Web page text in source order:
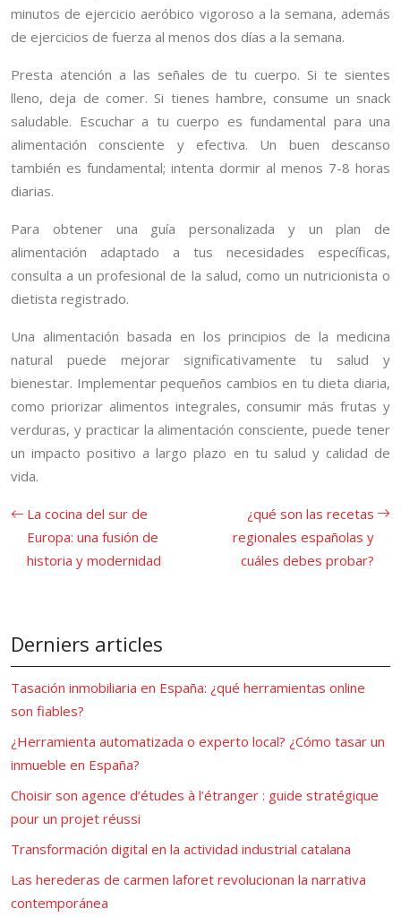
minutos de ejercicio aeróbico vigoroso a la semana, además
de ejercicios de fuerza al menos dos días a la semana.
Presta atención a las señales de tu cuerpo. Si te sientes
lleno, deja de comer. Si tienes hambre, consume un snack
saludable. Escuchar a tu cuerpo es fundamental para una
alimentación consciente y efectiva. Un buen descanso
también es fundamental; intenta dormir al menos 7-8 horas
diarias.
Para obtener una guía personalizada y un plan de
alimentación adaptado a tus necesidades específicas,
consulta a un profesional de la salud, como un nutricionista o
dietista registrado.
Una alimentación basada en los principios de la medicina
natural puede mejorar significativamente tu salud y
bienestar. Implementar pequeños cambios en tu dieta diaria,
como priorizar alimentos integrales, consumir más frutas y
verduras, y practicar la alimentación consciente, puede tener
un impacto positivo a largo plazo en tu salud y calidad de
vida.
La cocina del sur de
Europa: una fusión de
historia y modernidad
¿qué son las recetas
regionales españolas y
cuáles debes probar?
Derniers articles
Tasación inmobiliaria en España: ¿qué herramientas online
son fiables?
¿Herramienta automatizada o experto local? ¿Cómo tasar un
inmueble en España?
Choisir son agence d’études à l’étranger : guide stratégique
pour un projet réussi
Transformación digital en la actividad industrial catalana
Las herederas de carmen laforet revolucionan la narrativa
contemporánea